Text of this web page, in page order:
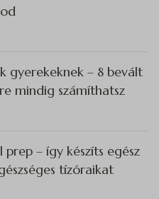
gyerekeknek – 8 bevált
mindig számíthatsz
prep – így készíts egész
tízóraikat